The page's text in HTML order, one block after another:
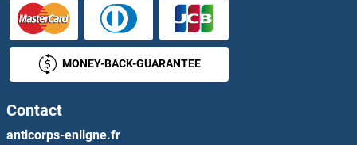
S1PR2 Kits ELISA
S1PR3 Kits ELISA
S1PR4 Kits ELISA
MONEY-BACK-GUARANTEE
Contact
anticorps-enligne.fr